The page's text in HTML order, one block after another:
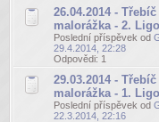
26.04.2014 -
malorážka - 2.
Poslední příspěvek od
29.4.2014, 22:28
Odpovědi: 1
29.03.2014 -
malorážka - 1.
Poslední příspěvek od
22.3.2014, 22:16